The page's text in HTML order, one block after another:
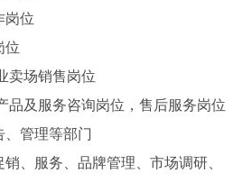
岗位
位
卖场销售岗位
品及服务咨询岗位，售后服务岗位
管理等部门
、服务、品牌管理、市场调研、